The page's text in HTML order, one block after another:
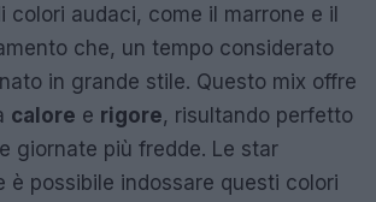
colori audaci, come il marrone e il
che, un tempo considerato
in grande stile. Questo mix offre
calore e rigore, risultando perfetto
giornate più fredde. Le star
è possibile indossare questi colori